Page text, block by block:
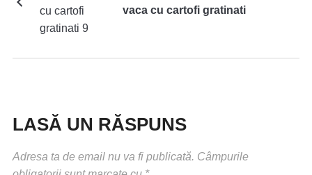
vaca cu cartofi gratinati
LASĂ UN RĂSPUNS
Adresa ta de email nu va fi publicată. Câmpurile